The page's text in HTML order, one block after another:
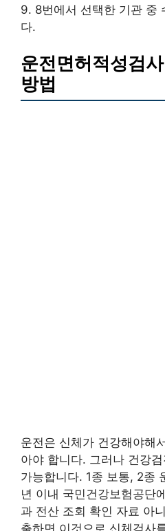
9. 8번에서 선택한 기관 중
다.
운전면허적성검
방법
운전은 신체가 건강해야해
아야 합니다. 그러나 건강
가능합니다. 1종 보통, 2종
년 이내 국민건강보험공단
과 전산 조회 확인 자료 아